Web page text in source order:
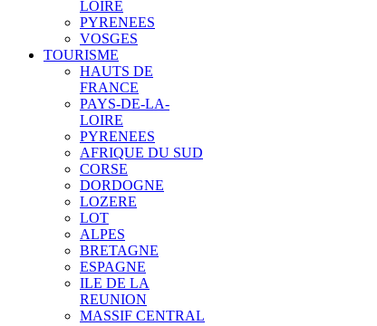
LOIRE
PYRENEES
VOSGES
TOURISME
HAUTS DE
FRANCE
PAYS-DE-LA-
LOIRE
PYRENEES
AFRIQUE DU SUD
CORSE
DORDOGNE
LOZERE
LOT
ALPES
BRETAGNE
ESPAGNE
ILE DE LA
REUNION
MASSIF CENTRAL